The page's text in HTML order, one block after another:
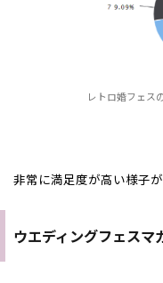
レトロ婚フェス
非常に満足度が高い様子
ウエディングフェスマ